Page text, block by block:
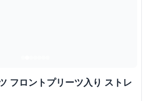
フロントプリーツ入り ストレ